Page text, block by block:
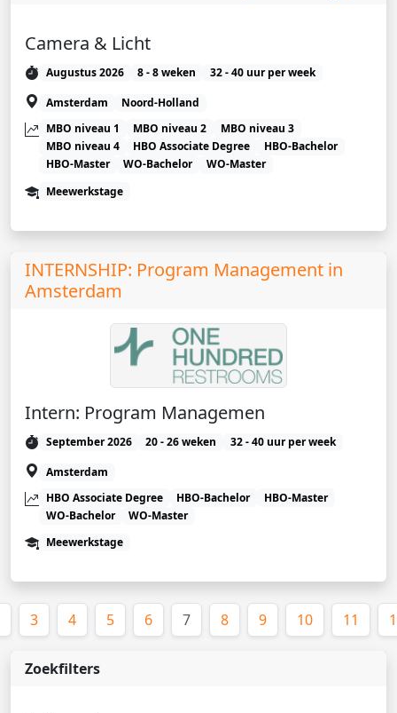
Zoekfilters
Camera & Licht
Augustus 2026 8 - 8 weken
32 - 40 uur per week
Amsterdam
Noord-Holland
MBO niveau 1
MBO niveau 2
MBO niveau 3
MBO niveau 4
HBO Associate Degree
HBO-Bachelor
HBO-Master
WO-Bachelor
WO-Master
Meewerkstage
INTERNSHIP: Program Management in
Amsterdam
Intern: Program Managemen
September 2026 20 - 26 weken
32 - 40 uur per week
Amsterdam
HBO Associate Degree
HBO-Bachelor
HBO-Master
WO-Bachelor
WO-Master
Meewerkstage
3 4 5 6 7(huidige)
8 9 10 11